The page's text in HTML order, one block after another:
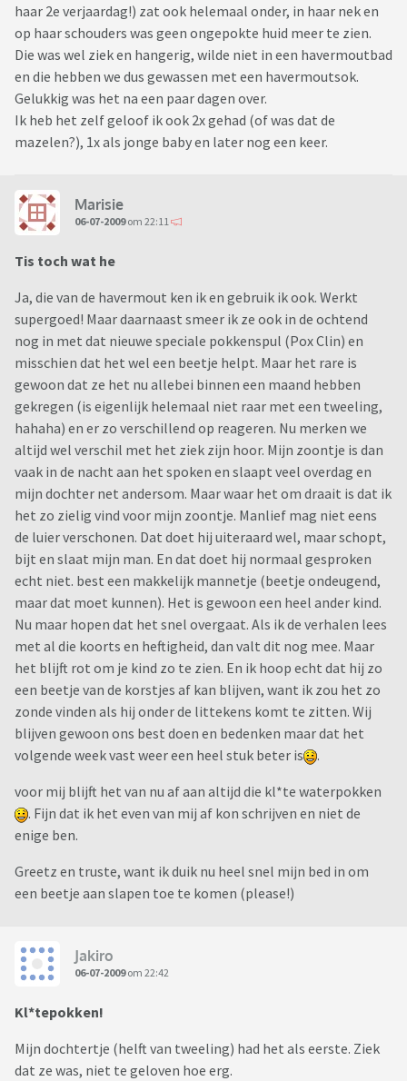
haar 2e verjaardag!) zat ook helemaal onder, in haar nek en
op haar schouders was geen ongepokte huid meer te zien.
Die was wel ziek en hangerig, wilde niet in een havermoutbad
en die hebben we dus gewassen met een havermoutsok.
Gelukkig was het na een paar dagen over.
Ik heb het zelf geloof ik ook 2x gehad (of was dat de
mazelen?), 1x als jonge baby en later nog een keer.
Marisie
06-07-2009om 22:11
Tis toch wat he
Ja, die van de havermout ken ik en gebruik ik ook. Werkt
supergoed! Maar daarnaast smeer ik ze ook in de ochtend
nog in met dat nieuwe speciale pokkenspul (Pox Clin) en
misschien dat het wel een beetje helpt. Maar het rare is
gewoon dat ze het nu allebei binnen een maand hebben
gekregen (is eigenlijk helemaal niet raar met een tweeling,
hahaha) en er zo verschillend op reageren. Nu merken we
altijd wel verschil met het ziek zijn hoor. Mijn zoontje is dan
vaak in de nacht aan het spoken en slaapt veel overdag en
mijn dochter net andersom. Maar waar het om draait is dat ik
het zo zielig vind voor mijn zoontje. Manlief mag niet eens
de luier verschonen. Dat doet hij uiteraard wel, maar schopt,
bijt en slaat mijn man. En dat doet hij normaal gesproken
echt niet. best een makkelijk mannetje (beetje ondeugend,
maar dat moet kunnen). Het is gewoon een heel ander kind.
Nu maar hopen dat het snel overgaat. Als ik de verhalen lees
met al die koorts en heftigheid, dan valt dit nog mee. Maar
het blijft rot om je kind zo te zien. En ik hoop echt dat hij zo
een beetje van de korstjes af kan blijven, want ik zou het zo
zonde vinden als hij onder de littekens komt te zitten. Wij
blijven gewoon ons best doen en bedenken maar dat het
volgende week vast weer een heel stuk beter is
.
voor mij blijft het van nu af aan altijd die kl*te waterpokken
. Fijn dat ik het even van mij af kon schrijven en niet de
enige ben.
Greetz en truste, want ik duik nu heel snel mijn bed in om
een beetje aan slapen toe te komen (please!)
Jakiro
06-07-2009om 22:42
Kl*tepokken!
Mijn dochtertje (helft van tweeling) had het als eerste. Ziek
dat ze was, niet te geloven hoe erg.